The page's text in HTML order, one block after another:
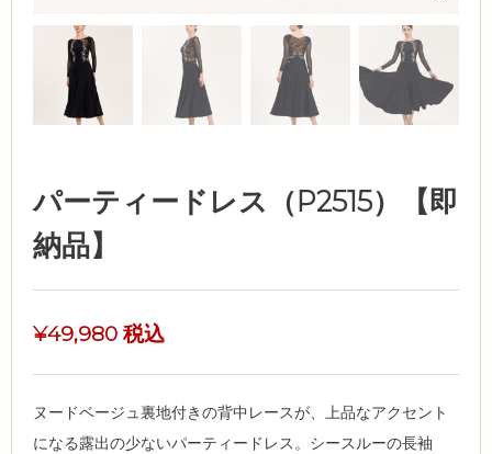
パーティードレス（P2515）【即
納品】
¥49,980 税込
ヌードベージュ裏地付きの背中レースが、上品なアクセント
になる露出の少ないパーティードレス。シースルーの長袖